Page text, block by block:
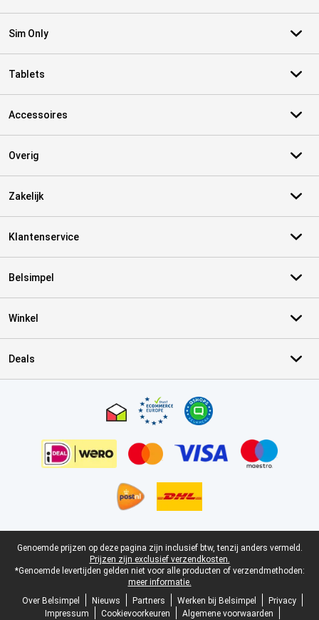
Sim Only
Tablets
Accessoires
Overig
Zakelijk
Klantenservice
Belsimpel
Winkel
Deals
Juridische voettekst
Genoemde prijzen op deze pagina zijn inclusief btw, tenzij anders vermeld.
Prijzen zijn exclusief verzendkosten.
*Genoemde levertijden gelden niet voor alle producten of verzendmethoden:
meer informatie.
Over Belsimpel
Nieuws Partners Werken bij Belsimpel
Privacy
Impressum
Cookievoorkeuren
Algemene voorwaarden